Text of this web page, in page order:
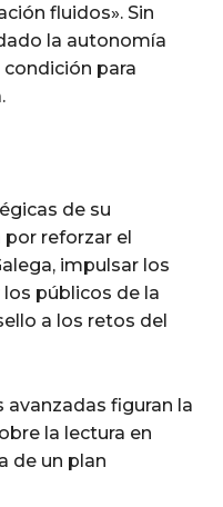
fluidos». Sin
la autonomía
para
de su
reforzar el
impulsar los
públicos de la
a los retos del
avanzadas figuran la
la lectura en
de un plan